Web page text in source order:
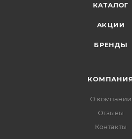
КАТАЛОГ
АКЦИИ
БРЕНДЫ
О компании
Отзывы
Контакты